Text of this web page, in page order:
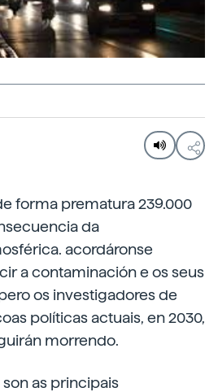
forma prematura 239.000
da
acordáronse
a contaminación e os seus
os investigadores de
políticas actuais, en 2030,
morrendo.
son as principais